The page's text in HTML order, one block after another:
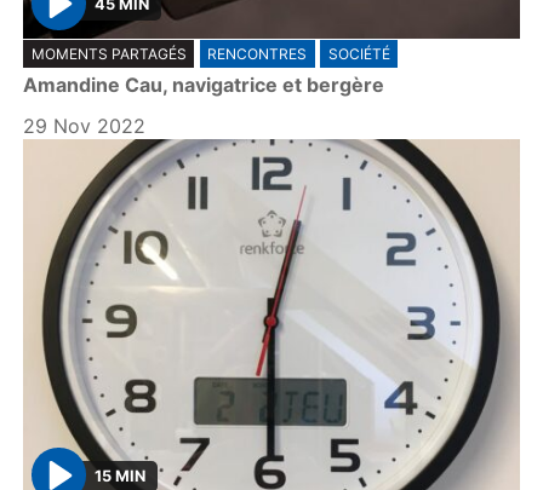
P
l
a
y
45 MIN
MOMENTS PARTAGÉS RENCONTRES SOCIÉTÉ
Amandine Cau, navigatrice et bergère
29 Nov 2022
15 MIN